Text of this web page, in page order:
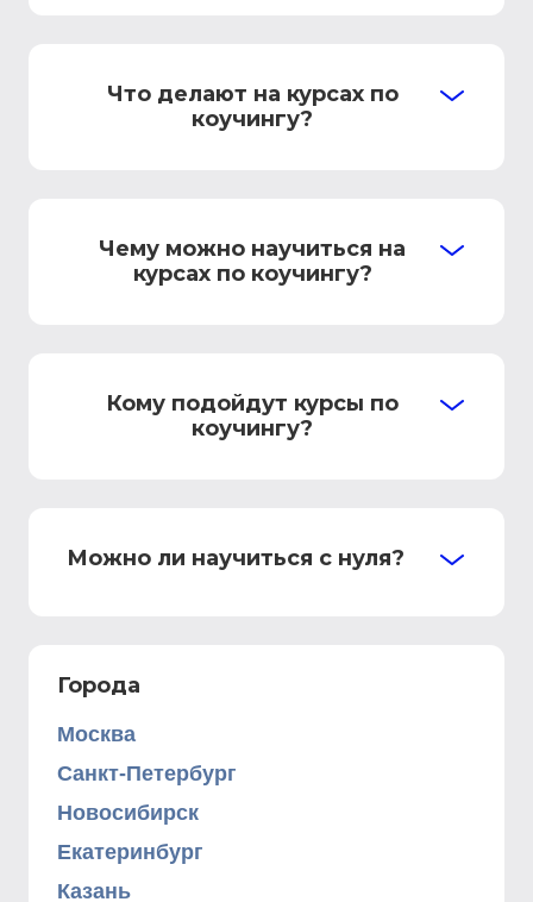
Что делают на курсах по
коучингу?
Чему можно научиться на
курсах по коучингу?
Кому подойдут курсы по
коучингу?
Можно ли научиться с нуля?
Города
Москва
Санкт-Петербург
Новосибирск
Екатеринбург
Казань